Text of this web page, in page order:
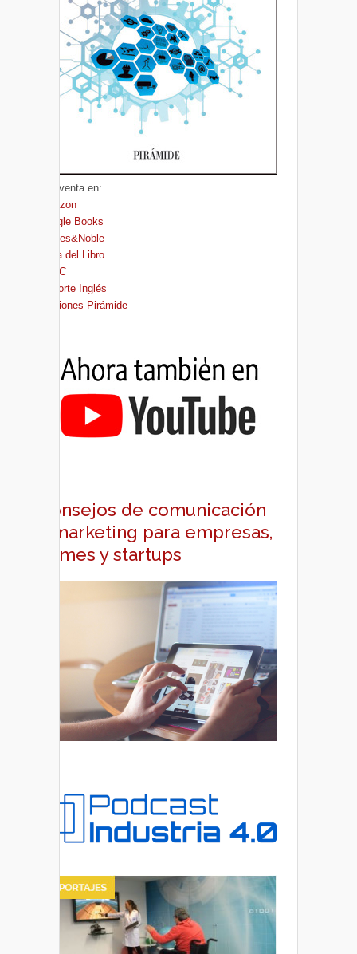
A la venta en:
Amazon
Google Books
Barnes&Noble
Casa del Libro
FNAC
El Corte Inglés
Ediciones Pirámide
Consejos de comunicación
y marketing para empresas,
pymes y startups